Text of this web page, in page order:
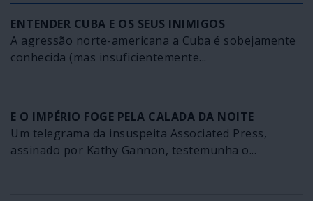
ENTENDER CUBA E OS SEUS INIMIGOS
A agressão norte-americana a Cuba é sobejamente
conhecida (mas insuficientemente...
E O IMPÉRIO FOGE PELA CALADA DA NOITE
Um telegrama da insuspeita Associated Press,
assinado por Kathy Gannon, testemunha o...